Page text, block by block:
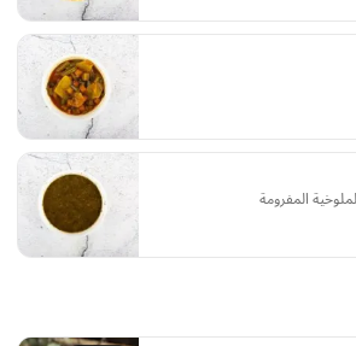
المفرومة